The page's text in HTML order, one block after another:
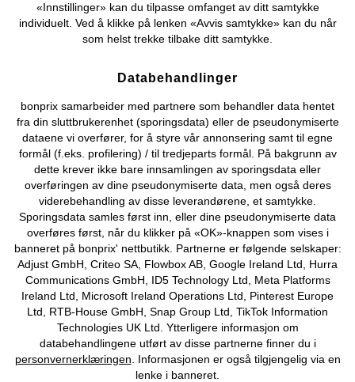
Du kan også finne oss på
Cookie-innstillinger
Om Oss Angre kjøp
© 2026 bonprix.
«Innstillinger» kan du tilpasse omfanget av ditt samtykke
individuelt. Ved å klikke på lenken «Avvis samtykke» kan du når
som helst trekke tilbake ditt samtykke.
Databehandlinger
bonprix samarbeider med partnere som behandler data hentet
fra din sluttbrukerenhet (sporingsdata) eller de pseudonymiserte
dataene vi overfører, for å styre vår annonsering samt til egne
formål (f.eks. profilering) / til tredjeparts formål. På bakgrunn av
dette krever ikke bare innsamlingen av sporingsdata eller
overføringen av dine pseudonymiserte data, men også deres
viderebehandling av disse leverandørene, et samtykke.
Sporingsdata samles først inn, eller dine pseudonymiserte data
overføres først, når du klikker på «OK»-knappen som vises i
banneret på bonprix' nettbutikk. Partnerne er følgende selskaper:
Adjust GmbH, Criteo SA, Flowbox AB, Google Ireland Ltd, Hurra
Communications GmbH, ID5 Technology Ltd, Meta Platforms
Ireland Ltd, Microsoft Ireland Operations Ltd, Pinterest Europe
Ltd, RTB-House GmbH, Snap Group Ltd, TikTok Information
Technologies UK Ltd. Ytterligere informasjon om
databehandlingene utført av disse partnerne finner du i
personvernerklæringen . Informasjonen er også tilgjengelig via en
lenke i banneret.